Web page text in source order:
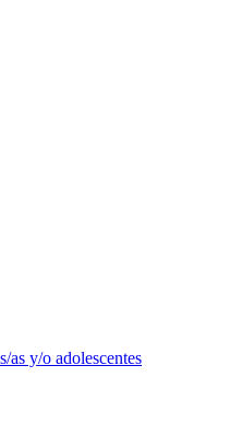
as y/o adolescentes